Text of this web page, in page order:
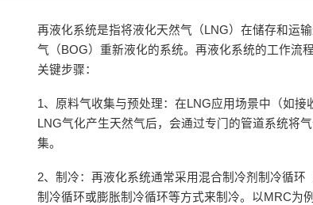
再液化系统是指将液化天然气（LNG）在储存和运
气（BOG）重新液化的系统。再液化系统的工作流
关键步骤：
1、原料气收集与预处理：在LNG应用场景中（如接
LNG气化产生天然气后，会通过专门的管道系统将
集。
2、制冷：再液化系统通常采用混合制冷剂制冷循环
制冷循环或膨胀制冷循环等方式来制冷。以MRC为